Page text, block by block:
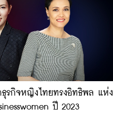
รกิจหญิงไทยทรงอิทธิพล แห่ง
ปี 2023